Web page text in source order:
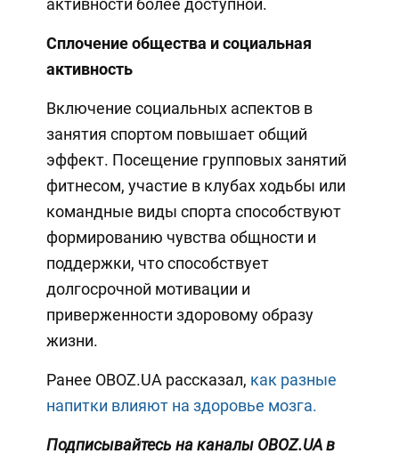
Сплочение общества и социальная
активность
Включение социальных аспектов в
занятия спортом повышает общий
эффект. Посещение групповых занятий
фитнесом, участие в клубах ходьбы или
командные виды спорта способствуют
формированию чувства общности и
поддержки, что способствует
долгосрочной мотивации и
приверженности здоровому образу
жизни.
Ранее OBOZ.UA рассказал, как разные
напитки влияют на здоровье мозга.
Подписывайтесь на каналы OBOZ.UA в